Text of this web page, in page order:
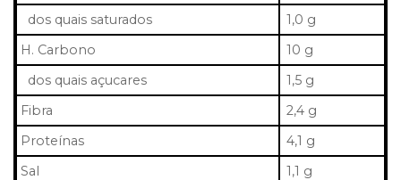
dos quais saturados
1,0 g
H. Carbono
10 g
dos quais açucares
1,5 g
Fibra
2,4 g
Proteínas
4,1 g
Sal
1,1 g